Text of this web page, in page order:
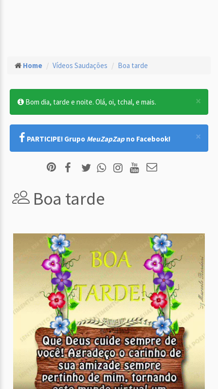
Home Vídeos Saudações Boa tarde
×
Bom dia, tarde e noite. Olá, oi, tchal, e mais.
×
PARTICIPE! Grupo MeuZapZap no Facebook!
Boa tarde